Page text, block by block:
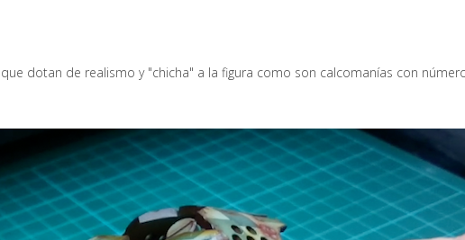
dotan de realismo y "chicha" a la figura como son calcomanías con